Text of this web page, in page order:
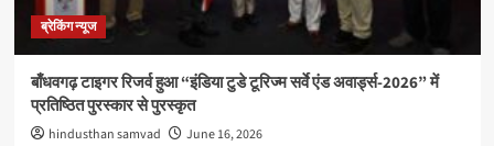
ब्रेकिंग न्यूज
बाँधवगढ़ टाइगर रिजर्व हुआ “इंडिया टुडे टूरिज्म सर्वे एंड अवार्ड्स-2026” में
प्रतिष्ठित पुरस्कार से पुरस्कृत
hindusthan samvad June 16, 2026